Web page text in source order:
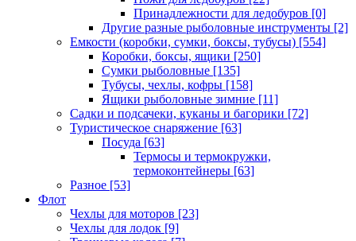
Принадлежности для ледобуров [0]
Другие разные рыболовные инструменты [2]
Емкости (коробки, сумки, боксы, тубусы) [554]
Коробки, боксы, ящики [250]
Сумки рыболовные [135]
Тубусы, чехлы, кофры [158]
Ящики рыболовные зимние [11]
Садки и подсачеки, куканы и багорики [72]
Туристическое снаряжение [63]
Посуда [63]
Термосы и термокружки,
термоконтейнеры [63]
Разное [53]
Флот
Чехлы для моторов [23]
Чехлы для лодок [9]